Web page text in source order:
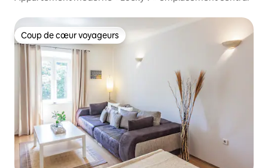
Coup de cœur voyageurs
Coup de cœur voyageurs